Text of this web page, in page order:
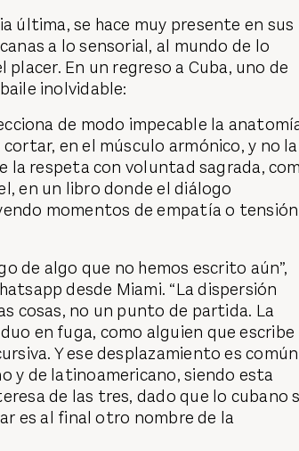
última, se hace muy presente en sus
a lo sensorial, al mundo de lo
En un regreso a Cuba, uno de
inolvidable:
de modo impecable la
en el músculo armónico, y no la
la respeta con voluntad sagrada,
en un libro donde el diálogo
momentos de empatía o
de algo que no hemos escrito aún”,
desde Miami. “La dispersión
cosas, no un punto de partida. La
en fuga, como alguien que escribe
Y ese desplazamiento es
y de latinoamericano, siendo esta
de las tres, dado que lo cubano
es al final otro nombre de la